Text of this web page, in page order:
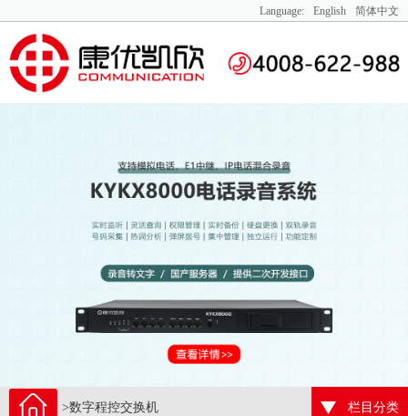
Language: English 简体中文
>数字程控交换机 栏目分类